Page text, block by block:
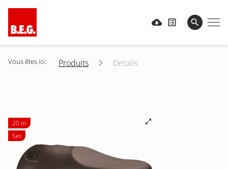
Vous êtes ici: Produits Details
20 m
Set